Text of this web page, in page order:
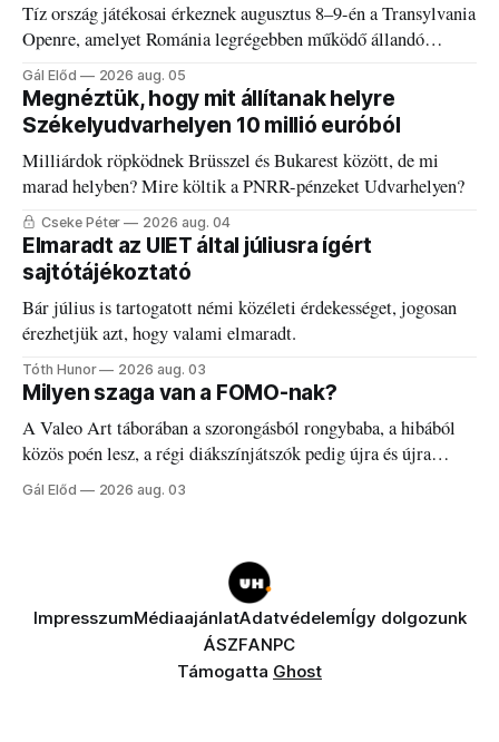
Tíz ország játékosai érkeznek augusztus 8–9-én a Transylvania
Openre, amelyet Románia legrégebben működő állandó
discgolfpályáján rendeznek meg.
Gál Előd 2026 aug. 05
Megnéztük, hogy mit állítanak helyre
Székelyudvarhelyen 10 millió euróból
Milliárdok röpködnek Brüsszel és Bukarest között, de mi
marad helyben? Mire költik a PNRR-pénzeket Udvarhelyen?
Cseke Péter 2026 aug. 04
Elmaradt az UIET által júliusra ígért
sajtótájékoztató
Bár július is tartogatott némi közéleti érdekességet, jogosan
érezhetjük azt, hogy valami elmaradt.
Tóth Hunor 2026 aug. 03
Milyen szaga van a FOMO-nak?
A Valeo Art táborában a szorongásból rongybaba, a hibából
közös poén lesz, a régi diákszínjátszók pedig újra és újra
visszatalálnak egymáshoz.
Gál Előd 2026 aug. 03
ImpresszumMédiaajánlatAdatvédelemÍgy dolgozunk
ÁSZFANPC
Támogatta Ghost